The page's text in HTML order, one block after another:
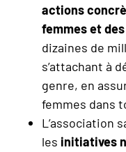
actions
femmes et
dizaines de
s’attachant à
genre, en
femmes dans
L’association
les initiatives